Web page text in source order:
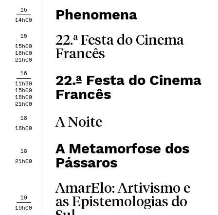
15
14h00
Phenomena
15
15h00
18h00
21h00
22.ª Festa do Cinema
Francês
16
11h30
15h00
18h00
21h00
22.ª Festa do Cinema
Francês
18
18h00
A Noite
18
21h00
A Metamorfose dos
Pássaros
19
19h00
AmarElo: Artivismo e
as Epistemologias do